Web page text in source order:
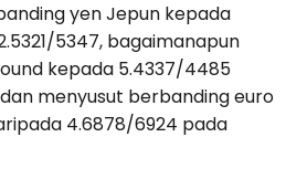
yen Jepun kepada
5347, bagaimanapun
kepada 5.4337/4485
menyusut berbanding euro
4.6878/6924 pada